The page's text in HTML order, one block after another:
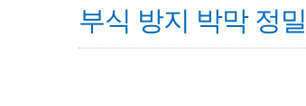
부식 방지 박막 정